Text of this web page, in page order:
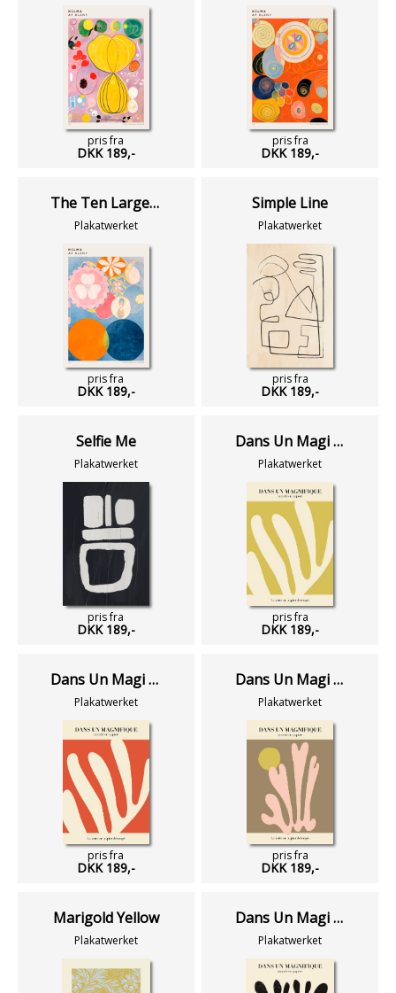
pris fra
DKK 189,-
pris fra
DKK 189,-
The Ten Largest No. 2 - Childhood
Plakatwerket
pris fra
DKK 189,-
Simple Line
Plakatwerket
pris fra
DKK 189,-
Selfie Me
Plakatwerket
pris fra
DKK 189,-
Dans Un Magi No 15
Plakatwerket
pris fra
DKK 189,-
Dans Un Magi No 14
Plakatwerket
pris fra
DKK 189,-
Dans Un Magi No 09
Plakatwerket
pris fra
DKK 189,-
Marigold Yellow
Plakatwerket
Dans Un Magi No 01
Plakatwerket